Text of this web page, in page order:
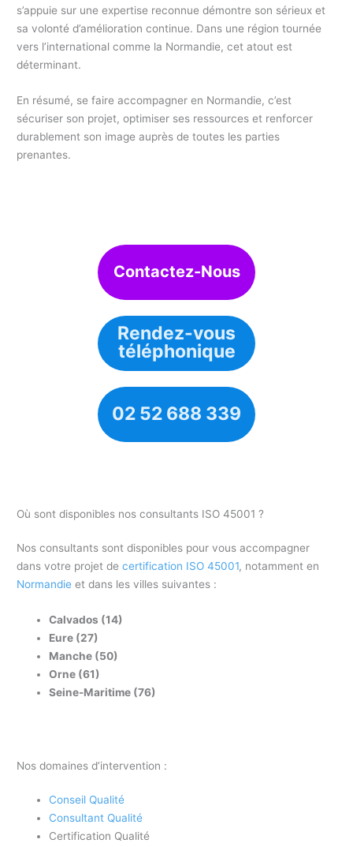
s’appuie sur une expertise reconnue démontre son sérieux et
sa volonté d’amélioration continue. Dans une région tournée
vers l’international comme la Normandie, cet atout est
déterminant.
En résumé, se faire accompagner en Normandie, c’est
sécuriser son projet, optimiser ses ressources et renforcer
durablement son image auprès de toutes les parties
prenantes.
Contactez-Nous
Rendez-vous
téléphonique
02 52 688 339
Où sont disponibles nos consultants ISO 45001 ?
Nos consultants sont disponibles pour vous accompagner
dans votre projet decertification ISO 45001, notamment en
Normandie et dans les villes suivantes :
Calvados (14)
Eure (27)
Manche (50)
Orne (61)
Seine-Maritime (76)
Nos domaines d’intervention :
Conseil Qualité
Consultant Qualité
Certification Qualité